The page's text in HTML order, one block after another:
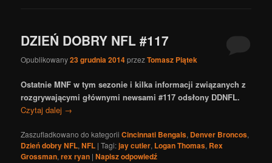
DZIEŃ DOBRY NFL #117
Opublikowany23 grudnia 2014przezTomasz Piątek
Ostatnie MNF w tym sezonie i kilka informacji związanych z
rozgrywającymi głównymi newsami #117 odsłony DDNFL.
Czytaj dalej →
Zaszufladkowano do kategorii Cincinnati Bengals, Denver Broncos,
Dzień dobry NFL,NFL |Tagi:jay cutler, Logan Thomas, Rex
Grossman,rex ryan |Napisz odpowiedź